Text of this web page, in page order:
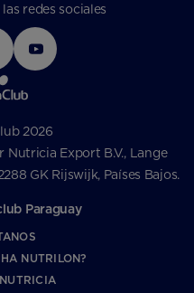
redes sociales
2026
Export B.V., Lange
GK Rijswijk, Países Bajos.
Paraguay
NUTRILON?